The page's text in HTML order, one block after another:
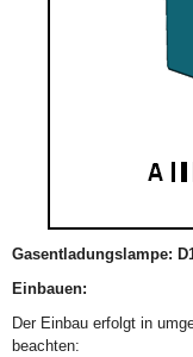
Gasentladungslampe:
Einbauen:
Der Einbau erfolgt in
beachten: